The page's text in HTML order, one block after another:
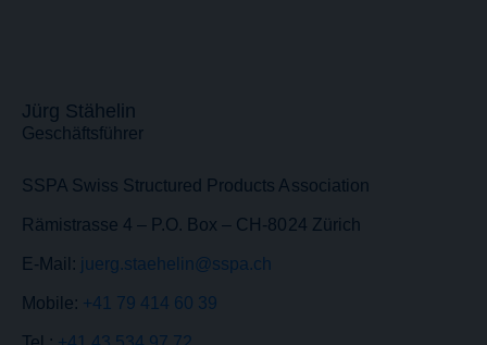
Jürg Stähelin
Geschäftsführer
SSPA Swiss Structured Products Association
Rämistrasse 4 – P.O. Box – CH-8024 Zürich
E-Mail: juerg.staehelin@sspa.ch
Mobile: +41 79 414 60 39